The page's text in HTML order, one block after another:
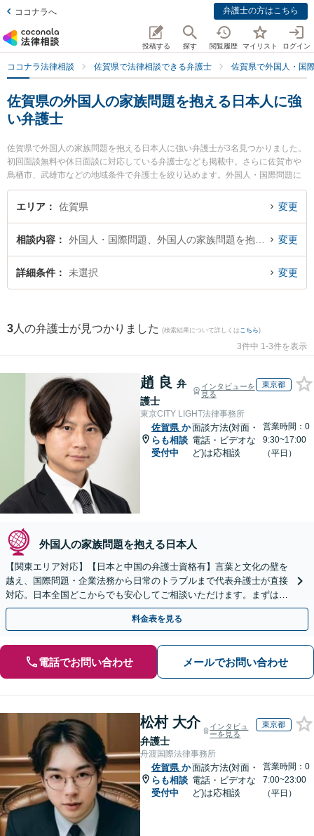
ココナラへ 弁護士の方はこちら
投稿する 探す 閲覧履歴 マイリスト ログイン
ココナラ法律相談 佐賀県で法律相談できる弁護士 佐賀県で外国人・国
佐賀県の外国人の家族問題を抱える日本人に強
い弁護士
佐賀県で外国人の家族問題を抱える日本人に強い弁護士が3名見つかりました。
初回面談無料や休日面談に対応している弁護士なども掲載中。さらに佐賀市や
鳥栖市、武雄市などの地域条件で弁護士を絞り込めます。外国人・国際問題に
関係する国際離婚やハーグ条約、国際結婚等の細かな分野での絞り込み検索も
でき便利です。特にありあけ法律事務所の富永 洋一弁護士や武雄法律事務所の
大和 幸四郎弁護士、山口・佐藤法律事務所の山口 修弁護士のプロフィール情報
た外国人の家族問題を抱える日本人のトラブルを今すぐに弁護士に相談した
い』『外国人の家族問題を抱える日本人のトラブル解決の実績豊富な近くの弁
護士を検索したい』『初回相談無料で外国人の家族問題を抱える日本人を法律
エリア 佐賀県 変更
相談内容 変更
詳細条件 未選択 変更
3 人の弁護士が見つかりました (検索結果について詳しくは こちら)
3件中 1-3件を表示
趙 良 弁
護士
インタビューを
見る
東京都
東京CITY LIGHT法律事務所
佐賀県 か
らも相談
受付中
面談方法(対面・
電話・ビデオな
ど)は応相談
営業時間：0
9:30~17:00
（平日）
外国人の家族問題を抱える日本人
【関東エリア対応】【日本と中国の弁護士資格有】言葉と文化の壁を
越え、国際問題・企業法務から日常のトラブルまで代表弁護士が直接
対応。日本全国どこからでも安心してご相談いただけます。まずは一
歩を踏み出してみませんか。【初回相談無料】
料金表を見る
電話でお問い合わせ メールでお問い合わせ
松村 大介
弁護士
インタビュ
ーを見る
東京都
舟渡国際法律事務所
佐賀県 か
らも相談
受付中
面談方法(対面・
電話・ビデオな
ど)は応相談
営業時間：0
7:00~23:00
（平日）